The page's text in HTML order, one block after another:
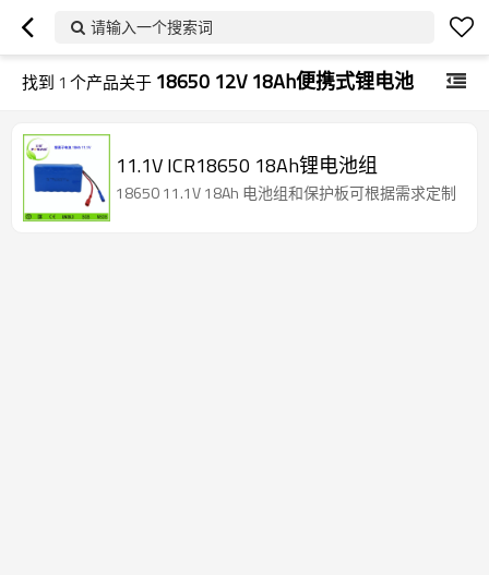
请输入一个搜索词
找到 1 个产品关于 18650 12V 18Ah便携式锂电池
11.1V ICR18650 18Ah锂电池组
18650 11.1V 18Ah 电池组和保护板可根据需求定制